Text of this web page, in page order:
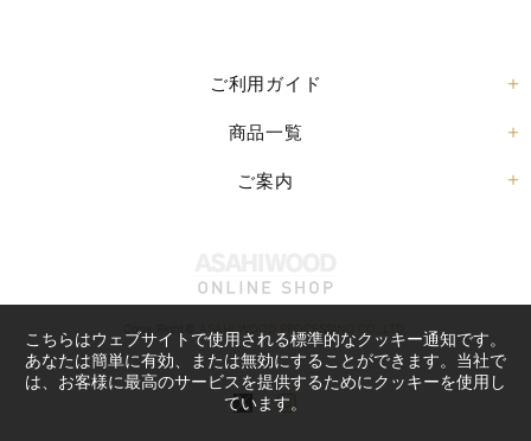
ご利用ガイド
商品一覧
ご案内
Copy Right© ASAHI WOOD PROCESSING CO.,LTD.
こちらはウェブサイトで使用される標準的なクッキー通知です。
あなたは簡単に有効、または無効にすることができます。当社で
は、お客様に最高のサービスを提供するためにクッキーを使用し
ています。